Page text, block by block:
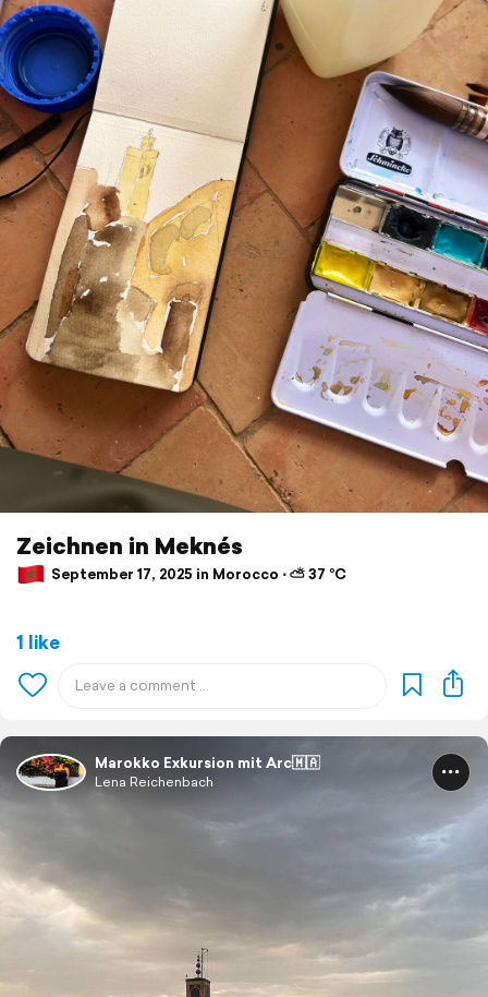
Zeichnen in Meknés
September 17, 2025 in Morocco ⋅ ⛅ 37 °C
1 like
Marokko Exkursion mit Arc🇲🇦
Lena Reichenbach